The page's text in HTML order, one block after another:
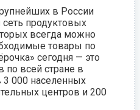
в России
сеть продуктовых
всегда можно
товары по
сегодня — это
по всей стране в
3 000 населенных
центров и 200